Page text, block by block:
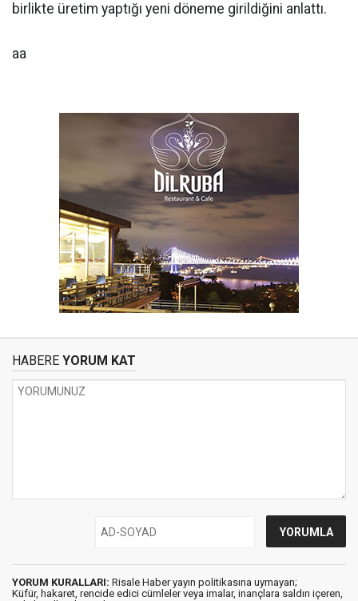
birlikte üretim yaptığı yeni döneme girildiğini anlattı.
aa
HABERE YORUM KAT
YORUM KURALLARI: Risale Haber yayın politikasına uymayan;
Küfür, hakaret, rencide edici cümleler veya imalar, inançlara saldırı içeren,